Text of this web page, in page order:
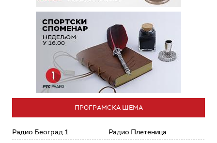
ПРОГРАМСКА ШЕМА
Радио Београд 1 Радио Плетеница